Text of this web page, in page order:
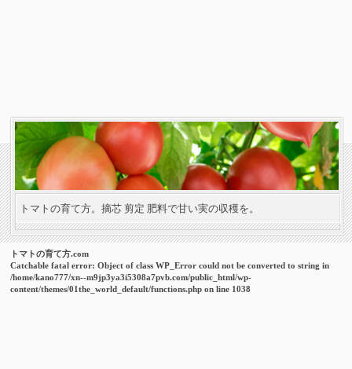
トマトの育て方。摘芯 剪定 肥料で甘い実の収穫を。
トマトの育て方.com
Catchable fatal error: Object of class WP_Error could not be converted to string in
/home/kano777/xn--m9jp3ya3i5308a7pvb.com/public_html/wp-
content/themes/01the_world_default/functions.php on line 1038